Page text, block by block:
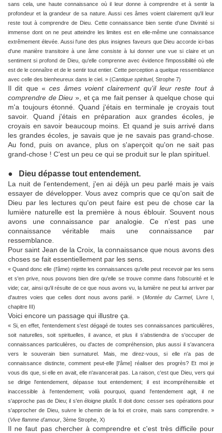
sans cela, une haute connaissance où il leur donne à comprendre et à sentir la
profondeur et la grandeur de sa nature. Aussi ces âmes voient clairement qu'il leur
reste tout à comprendre de Dieu. Cette connaissance bien sentie d'une Divinité si
immense dont on ne peut atteindre les limites est en elle-même une connaissance
extrêmement élevée. Aussi l'une des plus insignes faveurs que Dieu accorde ici-bas
d'une manière transitoire à une âme consiste à lui donner une vue si claire et un
sentiment si profond de Dieu, qu'elle comprenne avec évidence l'impossibilité où elle
est de le connaître et de le sentir tout entier. Cette perception a quelque ressemblance
avec celle des bienheureux dans le ciel. » (Cantique spirituel, Strophe 7)
Il dit que «ces âmes voient clairement qu'il leur reste tout à
comprendre de Dieu », et ça me fait penser à quelque chose qui
m'a toujours étonné. Quand j'étais en terminale je croyais tout
savoir. Quand j'étais en préparation aux grandes écoles, je
croyais en savoir beaucoup moins. Et quand je suis arrivé dans
les grandes écoles, je savais que je ne savais pas grand-chose.
Au fond, puis on avance, plus on s'aperçoit qu'on ne sait pas
grand-chose ! C'est un peu ce qui se produit sur le plan spirituel.
● Dieu dépasse tout entendement.
La nuit de l'entendement, j'en ai déjà un peu parlé mais je vais
essayer de développer. Vous avez compris que ce qu'on sait de
Dieu par les lectures qu'on peut faire est peu de chose car la
lumière naturelle est la première à nous éblouir. Souvent nous
avons une connaissance par analogie. Ce n'est pas une
connaissance véritable mais une connaissance par
ressemblance.
Pour saint Jean de la Croix, la connaissance que nous avons des
choses se fait essentiellement par les sens.
« Quand donc elle (l'âme) rejette les connaissances qu'elle peut recevoir par les sens
et s'en prive, nous pouvons bien dire qu'elle se trouve comme dans l'obscurité et le
vide; car, ainsi qu'il résulte de ce que nous avons vu, la lumière ne peut lui arriver par
d'autres voies que celles dont nous avons parlé. » (Montée du Carmel, Livre I,
chapitre III)
Voici encore un passage qui illustre ça.
« Si, en effet, l'entendement s'est dégagé de toutes ses connaissances particulières,
soit naturelles, soit spirituelles, il avance, et plus il s'abstiendra de s'occuper de
connaissances particulières, ou d'actes de compréhension, plus aussi il s'avancera
vers le souverain bien surnaturel. Mais, me direz-vous, si elle n'a pas de
connaissance distincte, comment peut-­elle [l'âme] réaliser des progrès? Et moi je
vous dis que, si elle en avait, elle n'avancerait pas. La raison, c'est que Dieu, vers qui
se dirige l'entendement, dépasse tout entendement; il est incompréhensible et
inaccessible à l'entendement; voilà pourquoi, quand l'entendement agit, il ne
s'approche pas de Dieu; il s'en éloigne plutôt. Il doit donc cesser ses opérations pour
s'approcher de Dieu, suivre le chemin de la foi et croire, mais sans comprendre. »
(Vive flamme d'amour , 3ème Strophe, X)
Il ne faut pas chercher à comprendre et c'est très difficile pour